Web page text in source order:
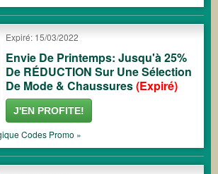
Expiré: 15/03/2022
Envie De Printemps: Jusqu'à 25%
De RÉDUCTION Sur Une Sélection
De Mode & Chaussures(Expiré)
J'EN PROFITE!
Codes Promo »